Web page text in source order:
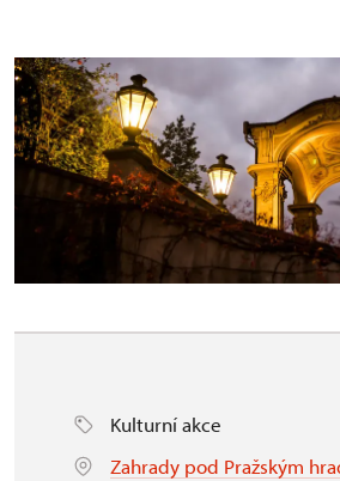
Kulturní akce
Zahrady pod Pražským